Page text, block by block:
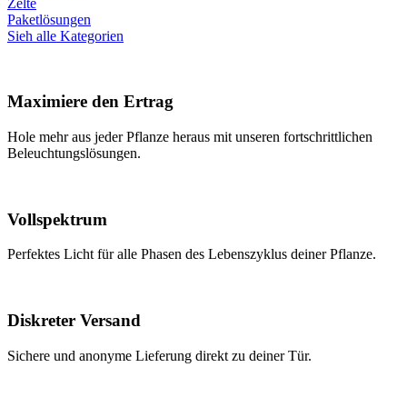
Paketlösungen
Sieh alle Kategorien
Maximiere den Ertrag
Hole mehr aus jeder Pflanze heraus mit unseren fortschrittlichen
Beleuchtungslösungen.
Vollspektrum
Perfektes Licht für alle Phasen des Lebenszyklus deiner Pflanze.
Diskreter Versand
Sichere und anonyme Lieferung direkt zu deiner Tür.